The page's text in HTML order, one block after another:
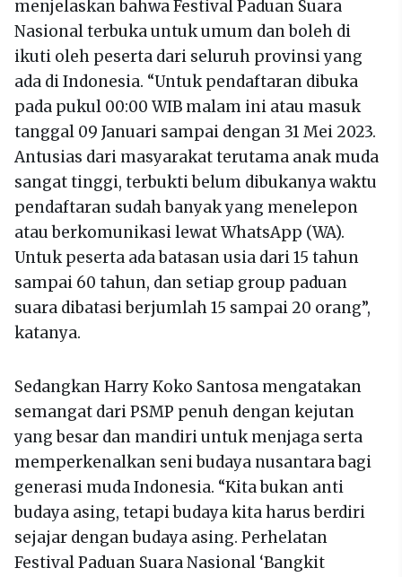
menjelaskan bahwa Festival Paduan Suara
Nasional terbuka untuk umum dan boleh di
ikuti oleh peserta dari seluruh provinsi yang
ada di Indonesia. “Untuk pendaftaran dibuka
pada pukul 00:00 WIB malam ini atau masuk
tanggal 09 Januari sampai dengan 31 Mei 2023.
Antusias dari masyarakat terutama anak muda
sangat tinggi, terbukti belum dibukanya waktu
pendaftaran sudah banyak yang menelepon
atau berkomunikasi lewat WhatsApp (WA).
Untuk peserta ada batasan usia dari 15 tahun
sampai 60 tahun, dan setiap group paduan
suara dibatasi berjumlah 15 sampai 20 orang”,
katanya.
Sedangkan Harry Koko Santosa mengatakan
semangat dari PSMP penuh dengan kejutan
yang besar dan mandiri untuk menjaga serta
memperkenalkan seni budaya nusantara bagi
generasi muda Indonesia. “Kita bukan anti
budaya asing, tetapi budaya kita harus berdiri
sejajar dengan budaya asing. Perhelatan
Festival Paduan Suara Nasional ‘Bangkit